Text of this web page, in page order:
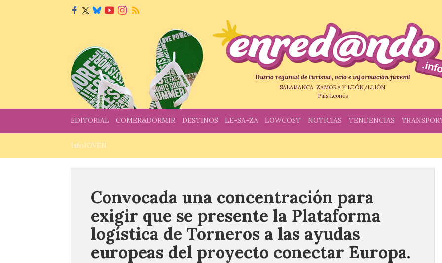
Diario regional de turismo, ocio e información juvenil
SALAMANCA, ZAMORA Y LEÓN/LLIÓN
País Leonés
EDITORIAL COMER&DORMIR DESTINOS LE-SA-ZA LOWCOST NOTICIAS TENDENCIAS
InfoJOVEN
Convocada una concentración para
exigir que se presente la Plataforma
logística de Torneros a las ayudas
europeas del proyecto conectar Europa.